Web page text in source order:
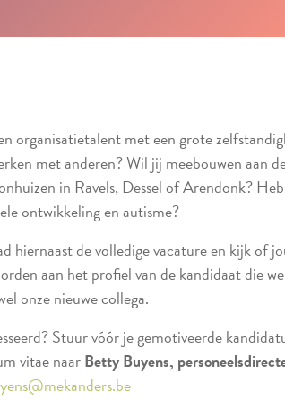
organisatietalent met een grote
met anderen? Wil jij meebouwen aan
in Ravels, Dessel of Arendonk?
ontwikkeling en autisme?
hiernaast de volledige vacature en kijk of
aan het profiel van de kandidaat die
onze nieuwe collega.
Stuur vóór je gemotiveerde
vitae naarBetty Buyens,